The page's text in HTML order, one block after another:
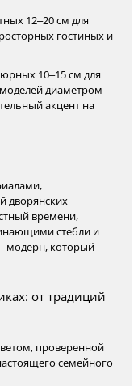
12–20 см для
гостиных и
10–15 см для
диаметром
акцент на
дворянских
времени,
стебли и
модерн, который
от традиций
проверенной
семейного